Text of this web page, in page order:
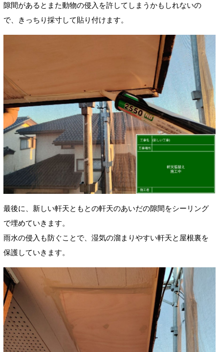
隙間があるとまた動物の侵入を許してしまうかもしれないの
で、きっちり採寸して貼り付けます。
最後に、新しい軒天ともとの軒天のあいだの隙間をシーリング
で埋めていきます。
雨水の侵入も防ぐことで、湿気の溜まりやすい軒天と屋根裏を
保護していきます。